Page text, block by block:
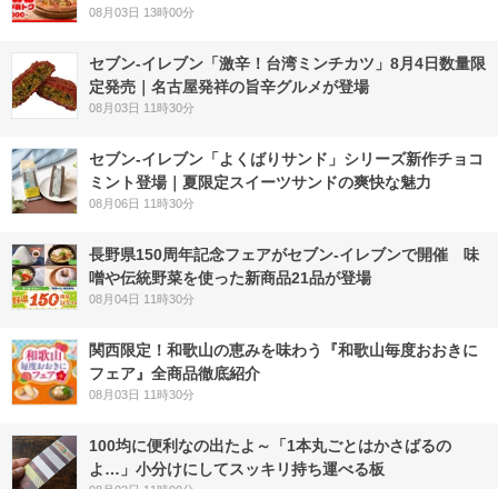
08月03日 13時00分
セブン-イレブン「激辛！台湾ミンチカツ」8月4日数量限
定発売｜名古屋発祥の旨辛グルメが登場
08月03日 11時30分
セブン‐イレブン「よくばりサンド」シリーズ新作チョコ
ミント登場｜夏限定スイーツサンドの爽快な魅力
08月06日 11時30分
長野県150周年記念フェアがセブン-イレブンで開催 味
噌や伝統野菜を使った新商品21品が登場
08月04日 11時30分
関西限定！和歌山の恵みを味わう『和歌山毎度おおきに
フェア』全商品徹底紹介
08月03日 11時30分
100均に便利なの出たよ～「1本丸ごとはかさばるの
よ…」小分けにしてスッキリ持ち運べる板